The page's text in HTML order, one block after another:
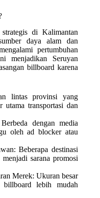
di Kalimantan
daya alam dan
pertumbuhan
menjadikan Seruyan
billboard karena
lintas provinsi yang
utama transportasi dan
dengan media
oleh ad blocker atau
Beberapa destinasi
sarana promosi
Merek: Ukuran besar
billboard lebih mudah